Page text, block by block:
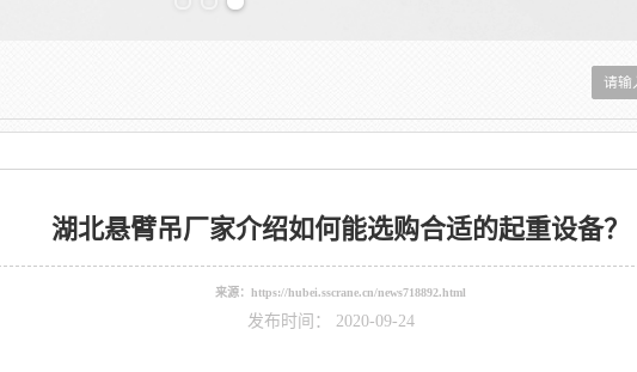
湖北悬臂吊厂家介绍如何能选购合适的起重设备？
来源： https://hubei.sscrane.cn/news718892.html
发布时间： 2020-09-24